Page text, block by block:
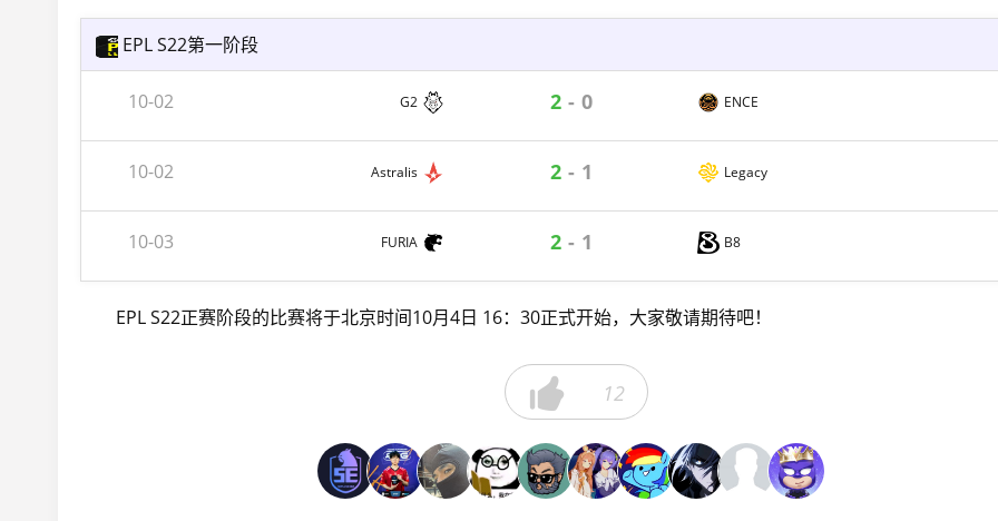
EPL S22第一阶段
10-02 G2 2 - 0 ENCE
10-02 Astralis 2 - 1 Legacy
10-03 FURIA 2 - 1 B8
EPL S22正赛阶段的比赛将于北京时间10月4日 16：30正式开始，大家敬请期待吧！
 12